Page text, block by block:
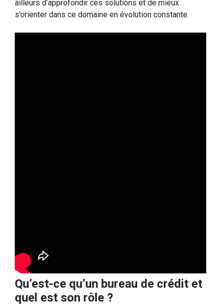
ailleurs d’approfondir ces solutions et de mieux
s’orienter dans ce domaine en évolution constante.
Qu’est-ce qu’un bureau de crédit et
quel est son rôle ?